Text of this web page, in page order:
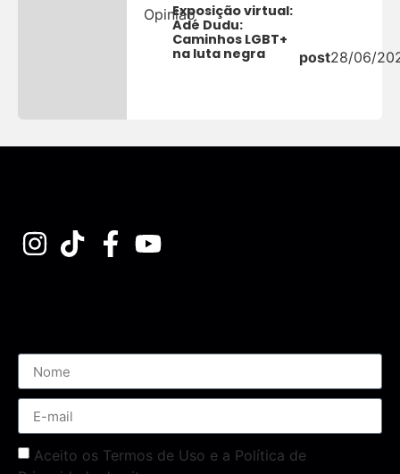
OpiniãoExposição virtual:
Adé Dudu:
Caminhos LGBT+
na luta negra
post28/06/
Aceito os Termos de Uso e a Política de